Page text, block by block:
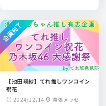
【池田瑛紗】てれ推しワンコイン
祝花
calendar_month 2024/12/14 location_on 幕張メッセ
企画完了